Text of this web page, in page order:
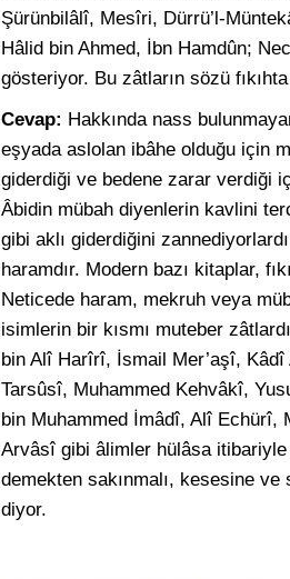
Şürünbilâlî, Mesîri, Dürrü’l-
Hâlid bin Ahmed, İbn Hamdûn;
gösteriyor. Bu zâtların sözü
Cevap: Hakkında nass
eşyada aslolan ibâhe olduğu için
giderdiği ve bedene zarar verdiği
Âbidin mübah diyenlerin kavlini
gibi aklı giderdiğini
haramdır. Modern bazı kitaplar,
Neticede haram, mekruh veya
isimlerin bir kısmı muteber
bin Alî Harîrî, İsmail Mer’aşî,
Tarsûsî, Muhammed Kehvâkî,
bin Muhammed İmâdî, Alî Echürî,
Arvâsî gibi âlimler hülâsa
demekten sakınmalı, kesesine
diyor.